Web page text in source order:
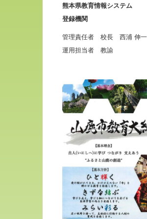
熊本県教育情報システム
登録機関
管理責任者 校長 西浦 伸一
運用担当者 教諭